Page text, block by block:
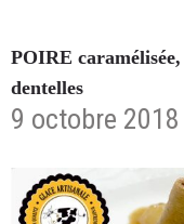
POIRE
dentelles
9 octobre 2018